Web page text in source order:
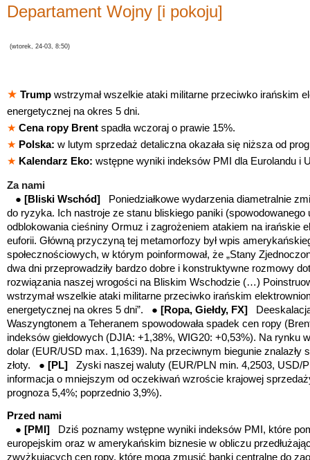
Departament Wojny [i pokoju]
(wtorek, 24-03, 8:50)
★ Trump wstrzymał wszelkie ataki militarne przeciwko irańskim
energetycznej na okres 5 dni.
★ Cena ropy Brent spadła wczoraj o prawie 15%.
★ Polska: w lutym sprzedaż detaliczna okazała się niższa od
★ Kalendarz Eko: wstępne wyniki indeksów PMI dla Eurolandu i
Za nami
● [Bliski Wschód]
Poniedziałkowe wydarzenia diametralnie
do ryzyka. Ich nastroje ze stanu bliskiego paniki (spowodowanego
odblokowania cieśniny Ormuz i zagrożeniem atakiem na irańskie
euforii. Główną przyczyną tej metamorfozy był wpis
społecznościowych, w którym poinformował, że „Stany
dwa dni przeprowadziły bardzo dobre i konstruktywne rozmowy
rozwiązania naszej wrogości na Bliskim Wschodzie (…)
wstrzymał wszelkie ataki militarne przeciwko irańskim
energetycznej na okres 5 dni”. ● [Ropa, Giełdy, FX]
Waszyngtonem a Teheranem spowodowała spadek cen ropy
indeksów giełdowych (DJIA: +1,38%, WIG20: +0,53%). Na rynku
dolar (EUR/USD max. 1,1639). Na przeciwnym biegunie znalazły
złoty. ● [PL] Zyski naszej waluty (EUR/PLN min. 4,2503, USD/
informacja o mniejszym od oczekiwań wzroście krajowej
prognoza 5,4%; poprzednio 3,9%).
Przed nami
● [PMI]
Dziś poznamy wstępne wyniki indeksów PMI, które
europejskim oraz w amerykańskim biznesie w obliczu
zwyżkujących cen ropy, które mogą zmusić banki centralne do